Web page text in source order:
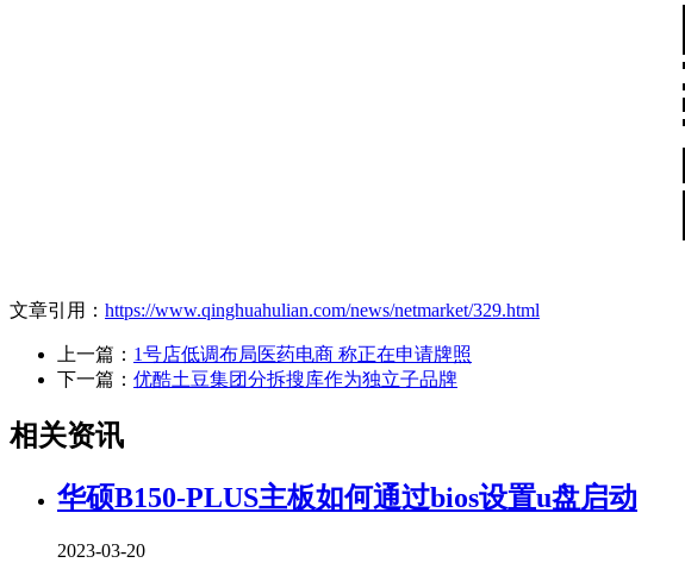
文章引用： https://www.qinghuahulian.com/news/netmarket/329.html
上一篇： 1号店低调布局医药电商 称正在申请牌照
下一篇： 优酷土豆集团分拆搜库作为独立子品牌
相关资讯
华硕B150-PLUS主板如何通过bios设置u盘启动
2023-03-20